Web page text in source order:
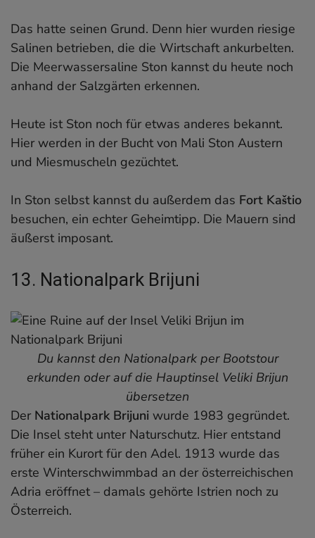
Das hatte seinen Grund. Denn hier wurden riesige
Salinen betrieben, die die Wirtschaft ankurbelten.
Die Meerwassersaline Ston kannst du heute noch
anhand der Salzgärten erkennen.
Heute ist Ston noch für etwas anderes bekannt.
Hier werden in der Bucht von Mali Ston Austern
und Miesmuscheln gezüchtet.
In Ston selbst kannst du außerdem das Fort Kaštio
besuchen, ein echter Geheimtipp. Die Mauern sind
äußerst imposant.
13. Nationalpark Brijuni
Du kannst den Nationalpark per Bootstour
erkunden oder auf die Hauptinsel Veliki Brijun
übersetzen
Der Nationalpark Brijuni wurde 1983 gegründet.
Die Insel steht unter Naturschutz. Hier entstand
früher ein Kurort für den Adel. 1913 wurde das
erste Winterschwimmbad an der österreichischen
Adria eröffnet – damals gehörte Istrien noch zu
Österreich.